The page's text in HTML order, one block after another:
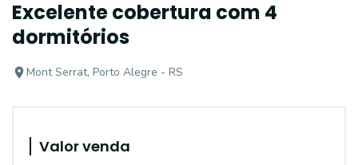
Excelente cobertura com 4
dormitórios
Mont Serrat, Porto Alegre - RS
Valor venda